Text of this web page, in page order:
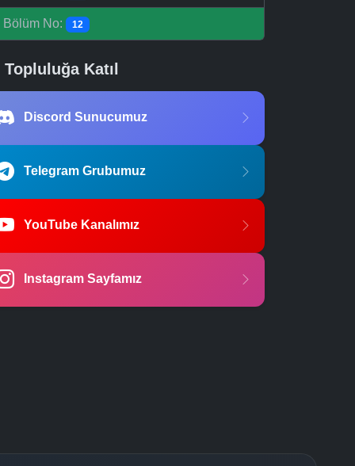
Bölüm No: 12
Topluluğa Katıl
Discord Sunucumuz
Telegram Grubumuz
YouTube Kanalımız
Instagram Sayfamız